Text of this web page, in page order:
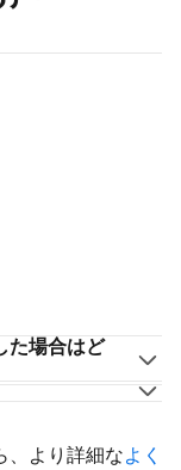
た場合はど
、より詳細なよく